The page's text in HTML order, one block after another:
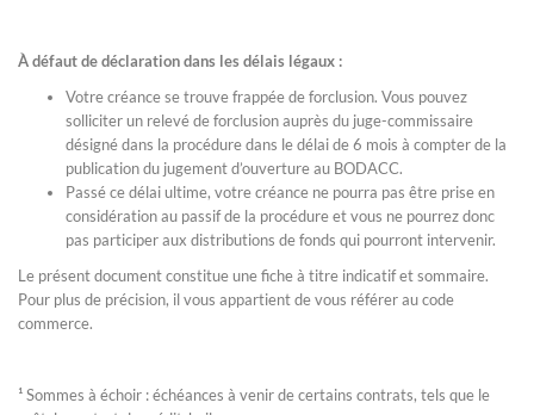
À défaut de déclaration dans les délais légaux :
Votre créance se trouve frappée de forclusion. Vous pouvez
solliciter un relevé de forclusion auprès du juge-commissaire
désigné dans la procédure dans le délai de 6 mois à compter de la
publication du jugement d’ouverture au BODACC.
Passé ce délai ultime, votre créance ne pourra pas être prise en
considération au passif de la procédure et vous ne pourrez donc
pas participer aux distributions de fonds qui pourront intervenir.
Le présent document constitue une fiche à titre indicatif et sommaire.
Pour plus de précision, il vous appartient de vous référer au code
commerce.
¹ Sommes à échoir : échéances à venir de certains contrats, tels que le